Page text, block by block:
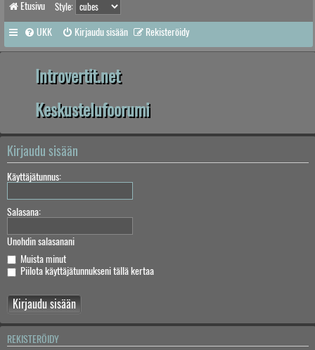
Etusivu Style:
UKK Kirjaudu sisään Rekisteröidy
Introvertit.net
Keskustelufoorumi
Kirjaudu sisään
Käyttäjätunnus:
Salasana:
Unohdin salasanani
Muista minut
Piilota käyttäjätunnukseni tällä kertaa
REKISTERÖIDY